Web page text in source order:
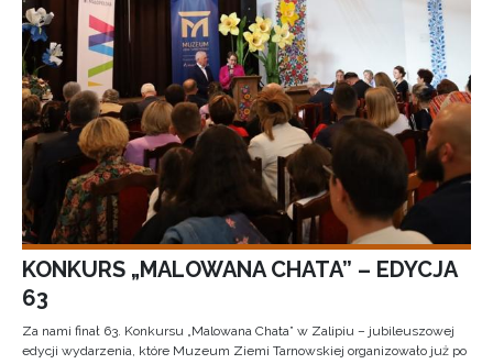
KONKURS „MALOWANA CHATA” – EDYCJA
63
Za nami finał 63. Konkursu „Malowana Chata” w Zalipiu – jubileuszowej
edycji wydarzenia, które Muzeum Ziemi Tarnowskiej organizowało już po